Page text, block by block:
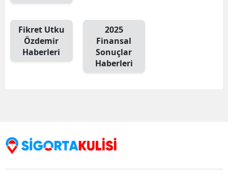
Fikret Utku
Özdemir
Haberleri
2025
Finansal
Sonuçlar
Haberleri